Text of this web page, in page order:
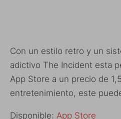
Con un estilo retro y un
adictivo The Incident esta
App Store a un precio de
entretenimiento, este
Disponible: App Store